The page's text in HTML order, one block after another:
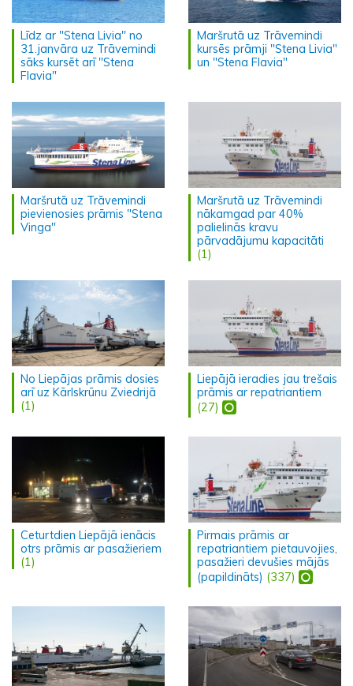
Līdz ar "Stena Livia" no
31.janvāra uz Trāvemindi
sāks kursēt arī "Stena
Flavia"
Maršrutā uz Trāvemindi
kursēs prāmji "Stena Livia"
un "Stena Flavia"
Maršrutā uz Trāvemindi
pievienosies prāmis "Stena
Vinga"
Maršrutā uz Trāvemindi
nākamgad par 40%
palielinās kravu
pārvadājumu kapacitāti
(1)
No Liepājas prāmis dosies
arī uz Kārlskrūnu Zviedrijā
(1)
Liepājā ieradies jau trešais
prāmis ar repatriantiem
(27)
Ceturtdien Liepājā ienācis
otrs prāmis ar pasažieriem
(1)
Pirmais prāmis ar
repatriantiem pietauvojies,
pasažieri devušies mājās
(papildināts) (337)